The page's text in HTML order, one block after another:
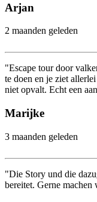
Arjan
2 maanden geleden
"Escape tour door
te doen en je ziet
niet opvalt. Echt een
Marijke
3 maanden geleden
"Die Story und die
bereitet. Gerne